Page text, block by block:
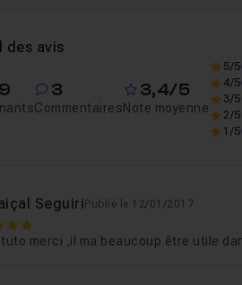
des avis
3
Commentaires
3,4/5
Note moyenne
5/5
4/5
3/5
2/5
1/5
Seguiri Publié le 12/01/2017
merci ,il ma beaucoup être utile